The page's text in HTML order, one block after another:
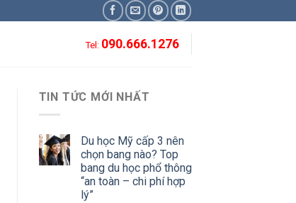
Tel: 090.666.1276
TIN TỨC MỚI NHẤT
Du học Mỹ cấp 3 nên
chọn bang nào? Top
bang du học phổ thông
“an toàn – chi phí hợp
lý”